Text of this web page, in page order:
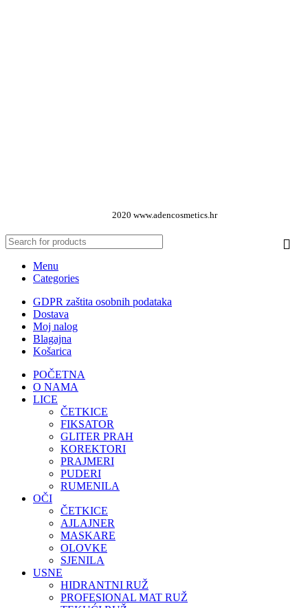
2020 www.adencosmetics.hr
Menu
Categories
GDPR zaštita osobnih podataka
Dostava
Moj nalog
Blagajna
Košarica
POČETNA
O NAMA
LICE
ČETKICE
FIKSATOR
GLITER PRAH
KOREKTORI
PRAJMERI
PUDERI
RUMENILA
OČI
ČETKICE
AJLAJNER
MASKARE
OLOVKE
SJENILA
USNE
HIDRANTNI RUŽ
PROFESIONAL MAT RUŽ